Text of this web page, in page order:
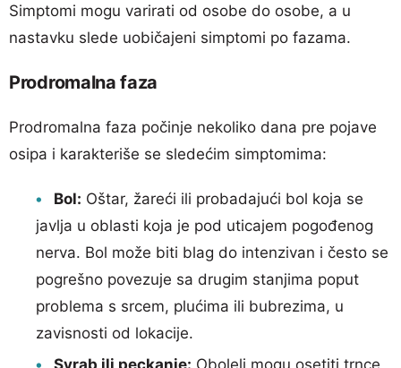
Simptomi mogu varirati od osobe do osobe, a u
nastavku slede uobičajeni simptomi po fazama.
Prodromalna faza
Prodromalna faza počinje nekoliko dana pre pojave
osipa i karakteriše se sledećim simptomima:
Bol: Oštar, žareći ili probadajući bol koja se
javlja u oblasti koja je pod uticajem pogođenog
nerva. Bol može biti blag do intenzivan i često se
pogrešno povezuje sa drugim stanjima poput
problema s srcem, plućima ili bubrezima, u
zavisnosti od lokacije.
Svrab ili peckanje: Oboleli mogu osetiti trnce,